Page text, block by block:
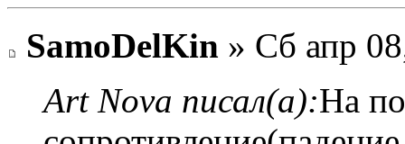
SamoDelKin » Сб апр
Art Nova писал(а):На